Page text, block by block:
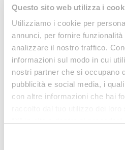
Questo sito web utilizza i
Utilizziamo i cookie per
annunci, per fornire
analizzare il nostro traffico.
informazioni sul modo in cui
nostri partner che si occupano
pubblicità e social media, i
con altre informazioni che hai
MODULISTICA
LEGISLAZIONE
Iscriviti alla
Newsletter
rimanere sempre